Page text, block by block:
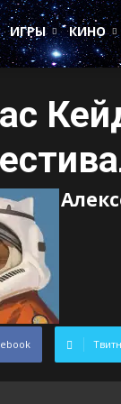
ИГРЫ
КИНО